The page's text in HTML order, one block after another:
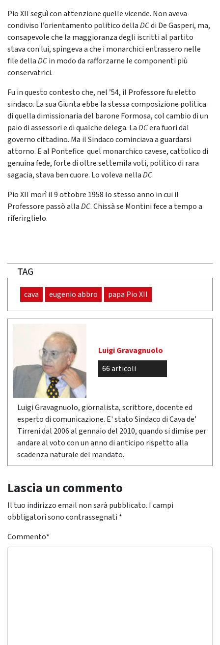
Pio XII seguì con attenzione quelle vicende. Non aveva
condiviso l’orientamento politico dellaDCdi De Gasperi, ma,
consapevole che la maggioranza degli iscritti al partito
stava con lui, spingeva a che i monarchici entrassero nelle
file dellaDCin modo da rafforzarne le componenti più
conservatrici.
Fu in questo contesto che, nel ’54, il Professore fu eletto
sindaco. La sua Giunta ebbe la stessa composizione politica
di quella dimissionaria del barone Formosa, col cambio di un
paio di assessori e di qualche delega. LaDCera fuori dal
governo cittadino. Ma il Sindaco cominciava a guardarsi
attorno. E al Pontefice quel monarchico cavese, cattolico di
genuina fede, forte di oltre settemila voti, politico di rara
sagacia, stava ben cuore. Lo voleva nellaDC.
Pio XII morì il 9 ottobre 1958 lo stesso anno in cui il
Professore passò allaDC. Chissà se Montini fece a tempo a
riferirglielo.
TAG
cava eugenio abbro papa Pio XII
Luigi Gravagnuolo
66 articoli
Luigi Gravagnuolo, giornalista, scrittore, docente ed
esperto di comunicazione. E' stato Sindaco di Cava de’
Tirreni dal 2006 al gennaio del 2010, quando si dimise per
andare al voto con un anno di anticipo rispetto alla
scadenza naturale del mandato.
Lascia un commento
Il tuo indirizzo email non sarà pubblicato. I campi
obbligatori sono contrassegnati *
Commento*